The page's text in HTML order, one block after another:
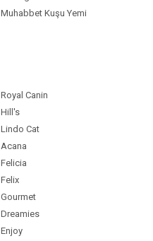
Muhabbet Kuşu Yemi
Royal Canin
Hill's
Lindo Cat
Acana
Felicia
Felix
Gourmet
Dreamies
Enjoy